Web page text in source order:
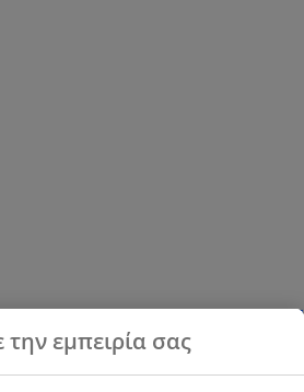
την εμπειρία σας